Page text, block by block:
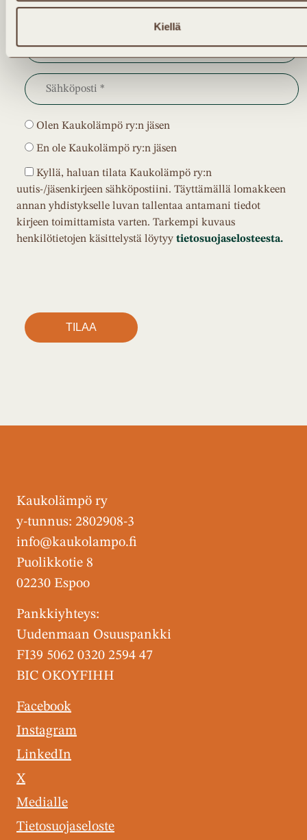
Kiellä
Olen Kaukolämpö ry:n jäsen
En ole Kaukolämpö ry:n jäsen
Kyllä, haluan tilata Kaukolämpö ry:n
uutis-/jäsenkirjeen sähköpostiini. Täyttämällä lomakkeen
annan yhdistykselle luvan tallentaa antamani tiedot
kirjeen toimittamista varten. Tarkempi kuvaus
henkilötietojen käsittelystä löytyy tietosuojaselosteesta.
Kaukolämpö ry
y-tunnus: 2802908-3
info@kaukolampo.fi
Puolikkotie 8
02230 Espoo
Pankkiyhteys:
Uudenmaan Osuuspankki
FI39 5062 0320 2594 47
BIC OKOYFIHH
Facebook
Instagram
LinkedIn
X
Medialle
Tietosuojaseloste